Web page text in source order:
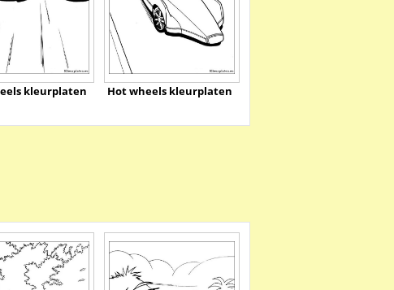
kleurplaten Hot wheels kleurplaten